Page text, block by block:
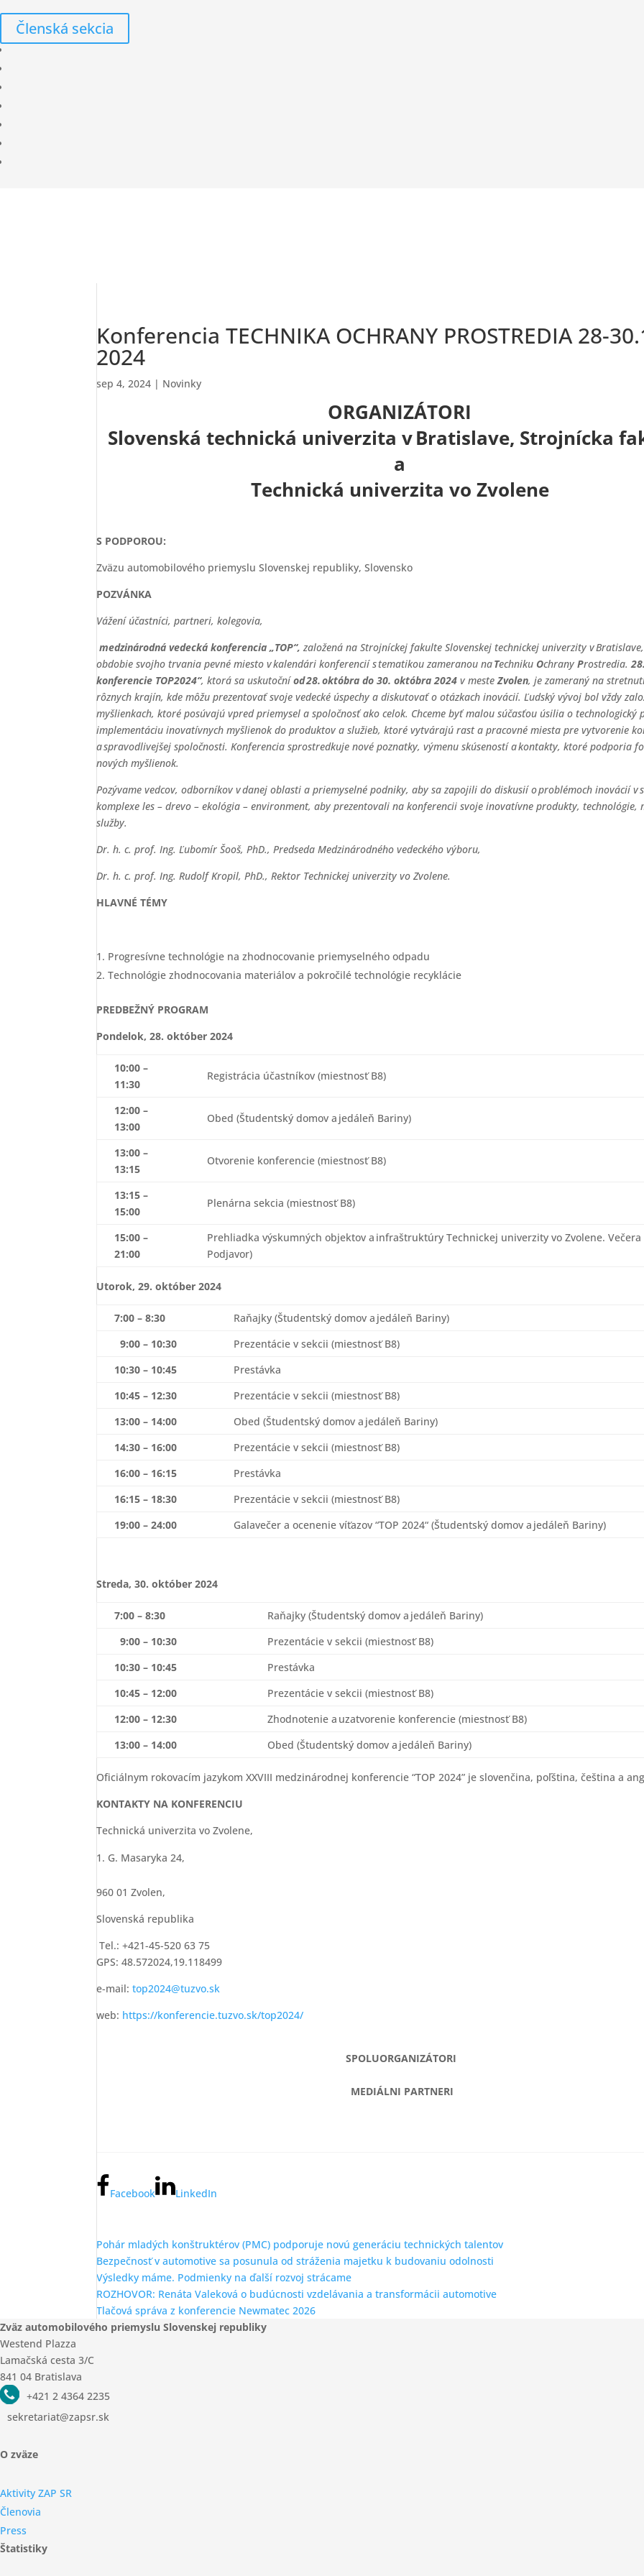
Členská sekcia
Konferencia TECHNIKA OCHRANY PROSTREDIA 28-
2024
sep 4, 2024 | Novinky
ORGANIZÁTORI
Slovenská technická univerzita v Bratislave, Strojnícka
a
Technická univerzita vo Zvolene
S PODPOROU:
Zväzu automobilového priemyslu Slovenskej republiky, Slovensko
POZVÁNKA
Vážení účastníci, partneri, kolegovia,
medzinárodná vedecká konferencia „TOP“,založená na Strojníckej fakulte Slovenskej technickej univerzity v
obdobie svojho trvania pevné miesto v kalendári konferencií s tematikou zameranou naTechniku OchranyProstredia.
konferencie TOP2024“, ktorá sa uskutočníod 28. októbra do 30. októbra 2024 v mesteZvolen, je zameraný na
rôznych krajín, kde môžu prezentovať svoje vedecké úspechy a diskutovať o otázkach inovácií. Ľudský vývoj bol vždy
myšlienkach, ktoré posúvajú vpred priemysel a spoločnosť ako celok. Chceme byť malou súčasťou úsilia o technologický
implementáciu inovatívnych myšlienok do produktov a služieb, ktoré vytvárajú rast a pracovné miesta pre vytvorenie
a spravodlivejšej spoločnosti. Konferencia sprostredkuje nové poznatky, výmenu skúseností a kontakty, ktoré podporia
nových myšlienok.
Pozývame vedcov, odborníkov v danej oblasti a priemyselné podniky, aby sa zapojili do diskusií o problémoch inovácií v
komplexe les – drevo – ekológia – environment, aby prezentovali na konferencii svoje inovatívne produkty, technológie,
služby.
Dr. h. c. prof. Ing. Ľubomír Šooš, PhD., Predseda Medzinárodného vedeckého výboru,
Dr. h. c. prof. Ing. Rudolf Kropil, PhD., Rektor Technickej univerzity vo Zvolene.
HLAVNÉ TÉMY
Progresívne technológie na zhodnocovanie priemyselného odpadu
Technológie zhodnocovania materiálov a pokročilé technológie recyklácie
PREDBEŽNÝ PROGRAM
Pondelok, 28. október 2024
10:00 –
11:30
Registrácia účastníkov (miestnosť B8)
12:00 –
13:00
Obed (Študentský domov a jedáleň Bariny)
13:00 –
13:15
Otvorenie konferencie (miestnosť B8)
13:15 –
15:00
Plenárna sekcia (miestnosť B8)
15:00 –
21:00
Prehliadka výskumných objektov a infraštruktúry Technickej univerzity vo Zvolene. Večera
Podjavor)
Utorok, 29. október 2024
7:00 – 8:30
Raňajky (Študentský domov a jedáleň Bariny)
9:00 – 10:30
Prezentácie v sekcii (miestnosť B8)
10:30 – 10:45
Prestávka
10:45 – 12:30
Prezentácie v sekcii (miestnosť B8)
13:00 – 14:00
Obed (Študentský domov a jedáleň Bariny)
14:30 – 16:00
Prezentácie v sekcii (miestnosť B8)
16:00 – 16:15
Prestávka
16:15 – 18:30
Prezentácie v sekcii (miestnosť B8)
19:00 – 24:00
Galavečer a ocenenie víťazov “TOP 2024“ (Študentský domov a jedáleň Bariny)
Streda, 30. október 2024
7:00 – 8:30
Raňajky (Študentský domov a jedáleň Bariny)
9:00 – 10:30
Prezentácie v sekcii (miestnosť B8)
10:30 – 10:45
Prestávka
10:45 – 12:00
Prezentácie v sekcii (miestnosť B8)
12:00 – 12:30
Zhodnotenie a uzatvorenie konferencie (miestnosť B8)
13:00 – 14:00
Obed (Študentský domov a jedáleň Bariny)
Oficiálnym rokovacím jazykom XXVIII medzinárodnej konferencie “TOP 2024” je slovenčina, poľština, čeština a
KONTAKTY NA KONFERENCIU
Technická univerzita vo Zvolene,
G. Masaryka 24,
960 01 Zvolen,
Slovenská republika
Tel.: +421-45-520 63 75
GPS: 48.572024,19.118499
e-mail:top2024@tuzvo.sk
web: https://konferencie.tuzvo.sk/top2024/
SPOLUORGANIZÁTORI
MEDIÁLNI PARTNERI
Facebook LinkedIn
Pohár mladých konštruktérov (PMC) podporuje novú generáciu technických talentov
Bezpečnosť v automotive sa posunula od stráženia majetku k budovaniu odolnosti
Výsledky máme. Podmienky na ďalší rozvoj strácame
ROZHOVOR: Renáta Valeková o budúcnosti vzdelávania a transformácii automotive
Tlačová správa z konferencie Newmatec 2026
Zväz automobilového priemyslu Slovenskej republiky
Westend Plazza
Lamačská cesta 3/C
841 04 Bratislava
+421 2 4364 2235
sekretariat@zapsr.sk
O zväze
Aktivity ZAP SR
Členovia
Press
Štatistiky